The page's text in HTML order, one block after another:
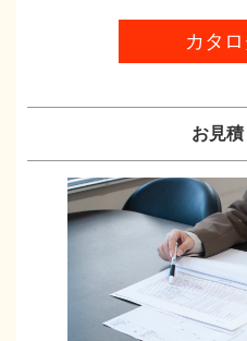
カタ
お見